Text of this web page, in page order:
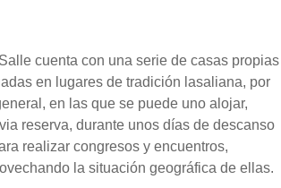
cuenta con una serie de casas propias
en lugares de tradición lasaliana, por
en las que se puede uno alojar,
reserva, durante unos días de descanso
realizar congresos y encuentros,
la situación geográfica de ellas.